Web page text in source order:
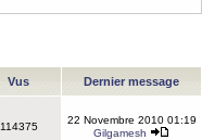
Vus Dernier message
114375
22 Novembre 2010 01:19
Gilgamesh